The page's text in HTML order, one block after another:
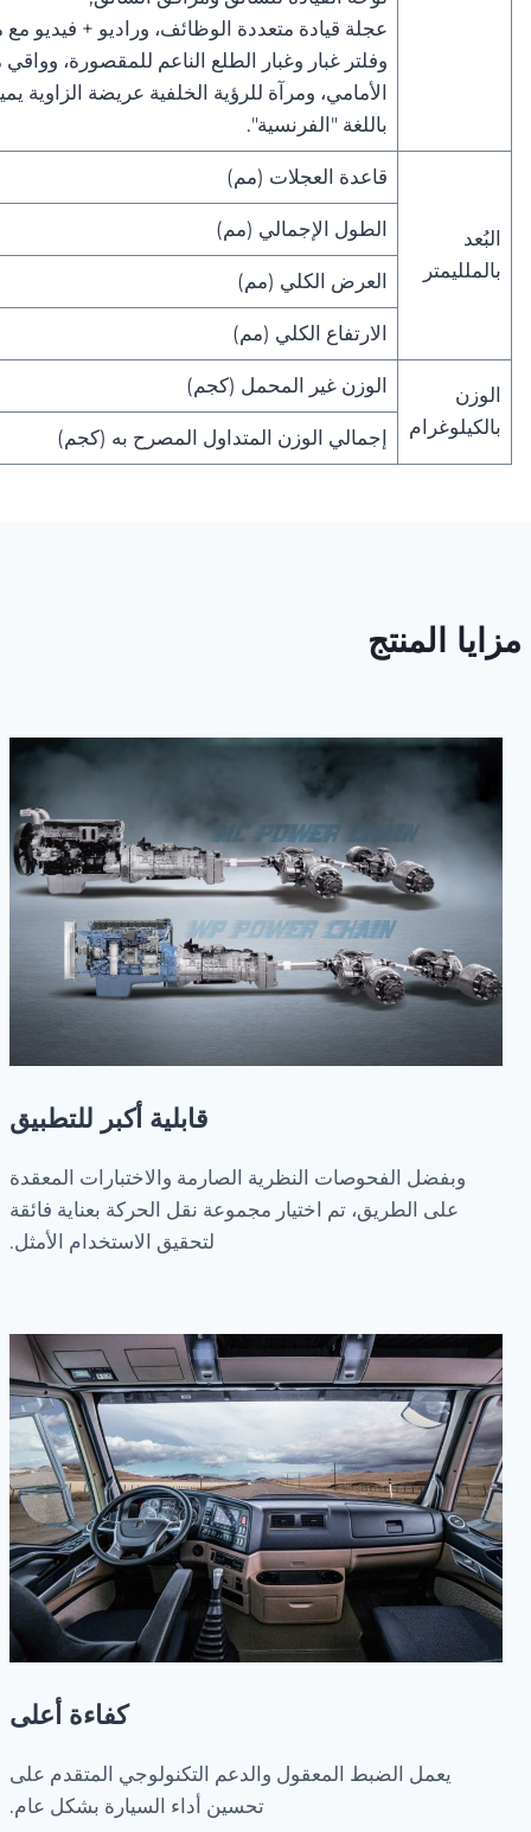
عجلة قيادة متعددة الوظائف، وراديو + فيديو
وفلتر غبار وغبار الطلع الناعم للمقصورة،
الأمامي، ومرآة للرؤية الخلفية عريضة الزاوية
باللغة "الفرنسية".
البُعد
بالملليمتر
قاعدة العجلات (مم)
الطول الإجمالي (مم)
العرض الكلي (مم)
الارتفاع الكلي (مم)
الوزن
بالكيلوغرام
الوزن غير المحمل (كجم)
إجمالي الوزن المتداول المصرح به (كجم)
مزايا المنتج
قابلية أكبر للتطبيق
وبفضل الفحوصات النظرية الصارمة والاختبارات المعقدة
على الطريق، تم اختيار مجموعة نقل الحركة بعناية فائقة
لتحقيق الاستخدام الأمثل.
كفاءة أعلى
يعمل الضبط المعقول والدعم التكنولوجي المتقدم على
تحسين أداء السيارة بشكل عام.